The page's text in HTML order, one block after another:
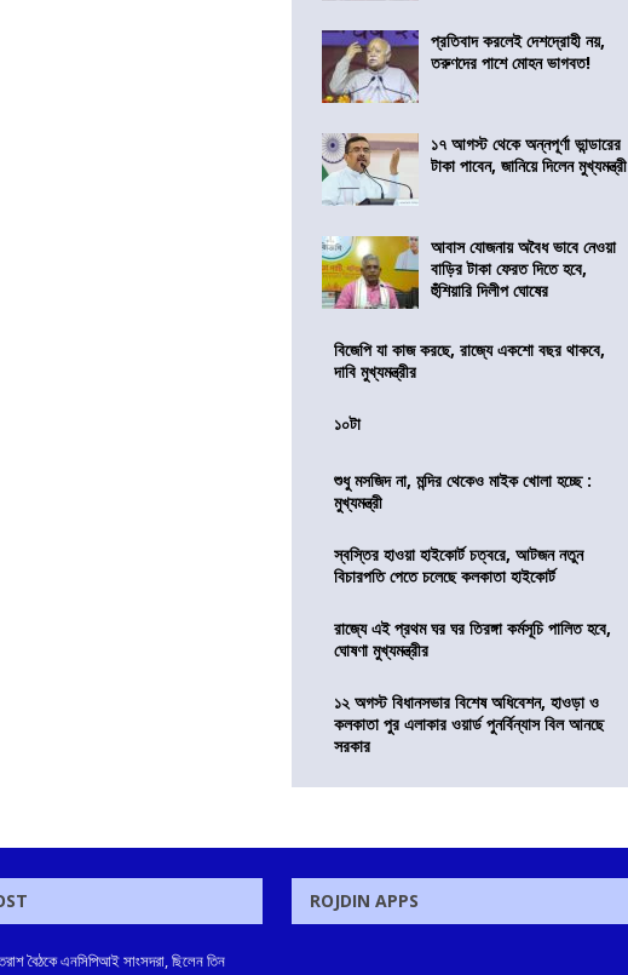
প্রতিবাদ করলেই দেশদ্রোহী নয়,
তরুণদের পাশে মোহন ভাগবত!
১৭ আগস্ট থেকে অন্নপূর্ণা ভান্ডারের
টাকা পাবেন, জানিয়ে দিলেন মুখ্যমন্ত্রী
আবাস যোজনায় অবৈধ ভাবে নেওয়া
বাড়ির টাকা ফেরত দিতে হবে,
হুঁশিয়ারি দিলীপ ঘোষের
বিজেপি যা কাজ করছে, রাজ্যে একশো বছর থাকবে,
দাবি মুখ্যমন্ত্রীর
১০টা
শুধু মসজিদ না, মন্দির থেকেও মাইক খোলা হচ্ছে :
মুখ্যমন্ত্রী
স্বস্তির হাওয়া হাইকোর্ট চত্বরে, আটজন নতুন
বিচারপতি পেতে চলেছে কলকাতা হাইকোর্ট
রাজ্যে এই প্রথম ঘর ঘর তিরঙ্গা কর্মসূচি পালিত হবে,
ঘোষণা মুখ্যমন্ত্রীর
১২ অগস্ট বিধানসভার বিশেষ অধিবেশন, হাওড়া ও
কলকাতা পুর এলাকার ওয়ার্ড পুনর্বিন্যাস বিল আনছে
সরকার
বৈঠকে এনসিপিআই সাংসদরা, ছিলেন তিন
ROJDIN APPS